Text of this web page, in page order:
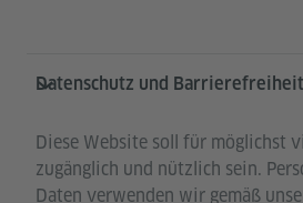
Datenschutz und Barrierefreiheit
Diese Website soll für möglichst
zugänglich und nützlich sein.
Daten verwenden wir gemäß